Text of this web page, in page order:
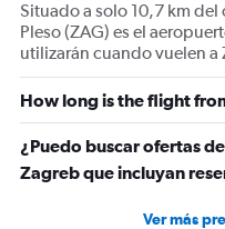
Situado a solo 10,7 km
Pleso (ZAG) es el
utilizarán cuando vuelen a
How long is the flight
¿Puedo buscar ofertas
Zagreb que incluyan
Ver más